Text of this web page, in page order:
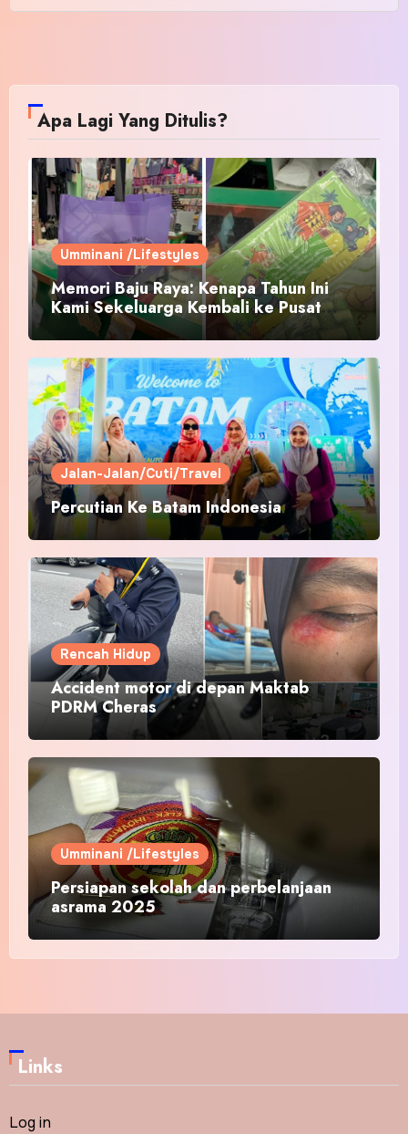
Apa Lagi Yang Ditulis?
Umminani /Lifestyles
Memori Baju Raya: Kenapa Tahun Ini
Kami Sekeluarga Kembali ke Pusat
Pakaian Hari-Hari?
Jalan-Jalan/Cuti/Travel
Percutian Ke Batam Indonesia
Rencah Hidup
Accident motor di depan Maktab
PDRM Cheras
Umminani /Lifestyles
Persiapan sekolah dan perbelanjaan
asrama 2025
Links
Log in